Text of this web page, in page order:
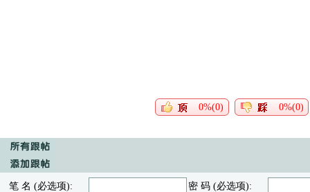
0%(0) 0%(0)
笔 名 (必选项):
密 码 (必选项):